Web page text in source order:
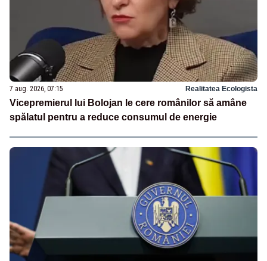
7 aug. 2026, 07:15 Realitatea Ecologista
Vicepremierul lui Bolojan le cere românilor să amâne
spălatul pentru a reduce consumul de energie